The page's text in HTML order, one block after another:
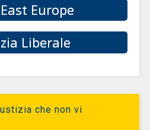
Europe
Liberale
che non vi